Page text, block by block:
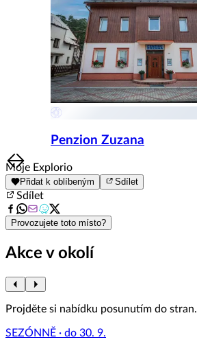
Penzion Zuzana
Item
1
of
8
Moje Explorio
Přidat k oblíbeným Sdílet
Sdílet
Provozujete toto místo?
Akce v okolí
Projděte si nabídku posunutím do stran.
SEZÓNNĚ · do 30. 9.